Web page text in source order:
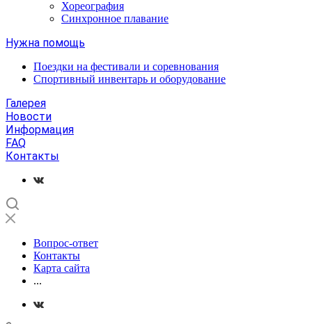
Хореография
Синхронное плавание
Нужна помощь
Поездки на фестивали и соревнования
Спортивный инвентарь и оборудование
Галерея
Новости
Информация
FAQ
Контакты
Вопрос-ответ
Контакты
Карта сайта
...